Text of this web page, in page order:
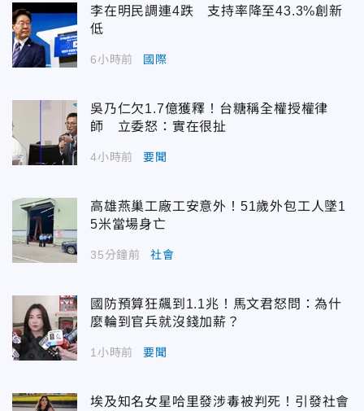
李在明民調連4跌 支持率降至43.3%創新
低
6小時前 國際
吳乃仁欠1.7億獲釋！台糖稱全權授權律
師 立委怒：實在很扯
4小時前 要聞
高雄燕巢工廠工安意外！51歲外包工人墜1
5米當場身亡
35分鐘前 社會
國防預算狂飆到1.1兆！馬文君怒問：為什
麼輪到官兵就沒錢加薪？
1小時前 要聞
埃及知名女星哈里發涉毒被判死！引發社會